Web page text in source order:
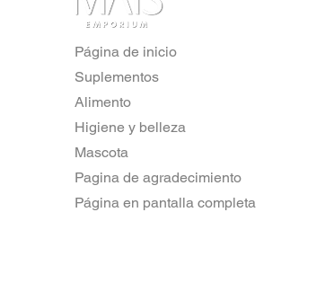
Página de inicio
Suplementos
Alimento
Higiene y belleza
Mascota
Pagina de agradecimiento
Página en pantalla completa